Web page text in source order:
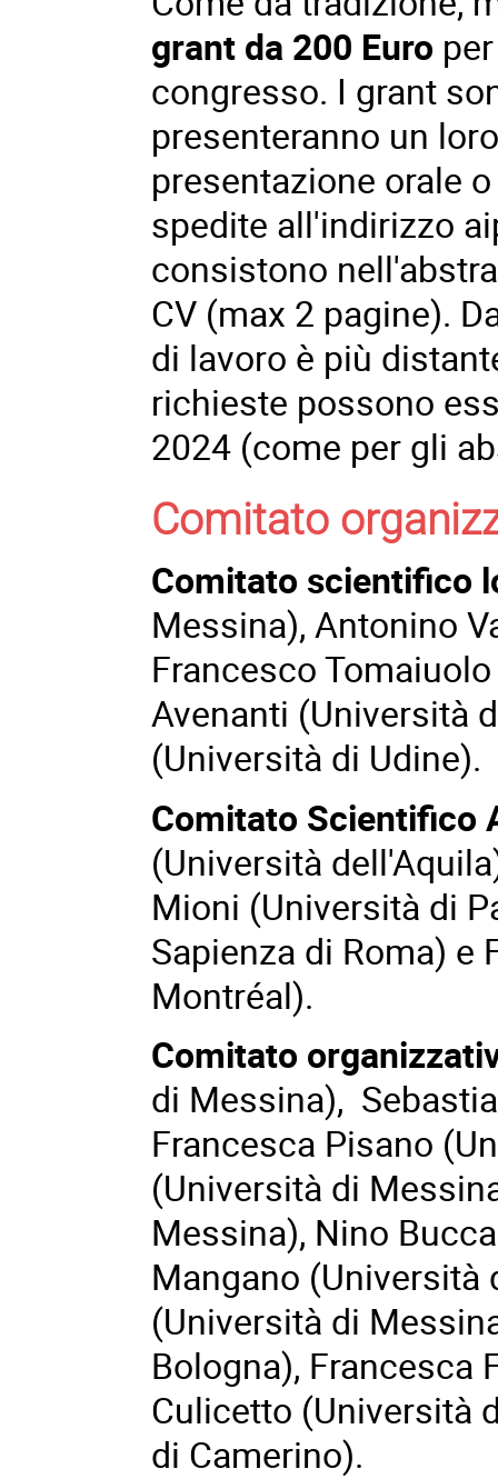
grant da 200 Euro
congresso. I grant
presenteranno un
presentazione orale
spedite all'indirizzo
consistono
CV (max 2 pagine).
di lavoro è più
richieste possono
2024 (come per gli
Comitato
Comitato scientifico
Messina), Antonino
Francesco
Avenanti (Università
(Università di Udine).
Comitato Scientifico
(Università
Mioni (Università di
Sapienza di Roma) e
Montréal).
Comitato
di Messina),
Francesca Pisano
(Università di
Messina), Nino
Mangano (Università
(Università di
Bologna), Francesca
Culicetto (Università
di Camerino).